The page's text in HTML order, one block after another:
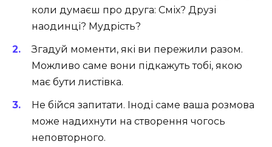
коли думаєш про друга: Сміх? Друзі
наодинці? Мудрість?
Згадуй моменти, які ви пережили разом.
Можливо саме вони підкажуть тобі, якою
має бути листівка.
Не бійся запитати. Іноді саме ваша розмова
може надихнути на створення чогось
неповторного.